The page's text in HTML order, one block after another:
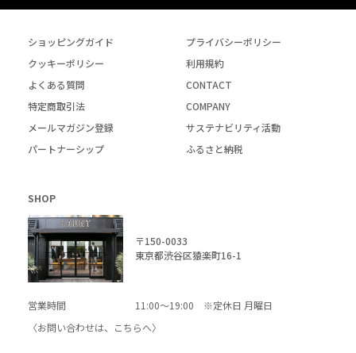
ショッピングガイド
プライバシーポリシー
クッキーポリシー
利用規約
よくある質問
CONTACT
特定商取引法
COMPANY
メールマガジン登録
サステナビリティ活動
パートナーシップ
ふるさと納税
SHOP
〒150-0033
東京都渋谷区猿楽町16-1
営業時間
11:00～19:00 ※定休日 月曜日
〈お問い合わせは、
こちらへ〉